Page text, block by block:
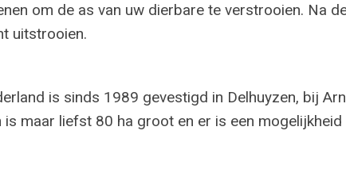
om de as van uw dierbare te verstrooien. Na
uitstrooien.
is sinds 1989 gevestigd in Delhuyzen, bij
is maar liefst 80 ha groot en er is een